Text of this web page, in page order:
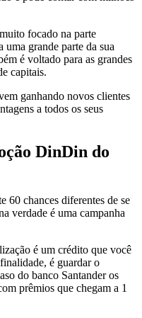
focado na parte
uma grande parte da sua
é voltado para as grandes
capitais.
ganhando novos clientes
a todos os seus
DinDin do
60 chances diferentes de se
verdade é uma campanha
é um crédito que você
é guardar o
do banco Santander os
prêmios que chegam a 1